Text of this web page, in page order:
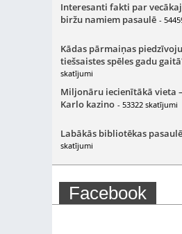
Interesanti fakti par
biržu namiem pasaulē -
Kādas pārmaiņas
tiešsaistes spēles gadu
skatījumi
Miljonāru iecienītākā vieta
Karlo kazino - 53322 skatījumi
Labākās bibliotēkas pasaulē
skatījumi
Facebook